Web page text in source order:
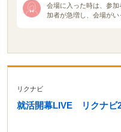
会場に入った時は、参
加者が急増し、会場がい
ースも賑わっていまし
事に質問する学生など
企業の説明は２０分か
めになるかもしれません
リクナビ
就活開幕LIVE リクナビ